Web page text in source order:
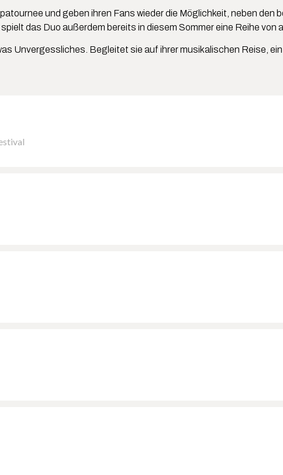
und geben ihren Fans wieder die Möglichkeit, neben den
das Duo außerdem bereits in diesem Sommer eine Reihe von
Unvergessliches. Begleitet sie auf ihrer musikalischen Reise,